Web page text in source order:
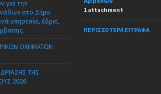
για την
στο Δήμο
υπηρεσία, έδρα,
ΟΧΗΜΑΤΩΝ
ΤΗΣ
2026
1 attachment
ΠΕΡΙΣΣΌΤΕΡΑ ΈΓΓΡΑΦΑ